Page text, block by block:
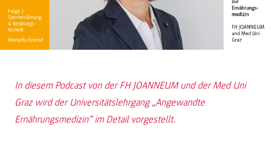
In diesem Podcast von der FH JOANNEUM und der Med Uni
Graz wird der Universitätslehrgang „Angewandte
Ernährungsmedizin“ im Detail vorgestellt.